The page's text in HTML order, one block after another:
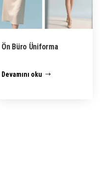
Ön Büro Üniforma
Devamını oku